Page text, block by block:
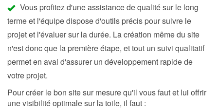
Vous profitez d'une assistance de qualité sur le long
terme et l'équipe dispose d'outils précis pour suivre le
projet et l'évaluer sur la durée. La création même du site
n'est donc que la première étape, et tout un suivi qualitatif
permet en aval d'assurer un développement rapide de
votre projet.
Pour créer le bon site sur mesure qu'il vous faut et lui offrir
une visibilité optimale sur la toile, il faut :